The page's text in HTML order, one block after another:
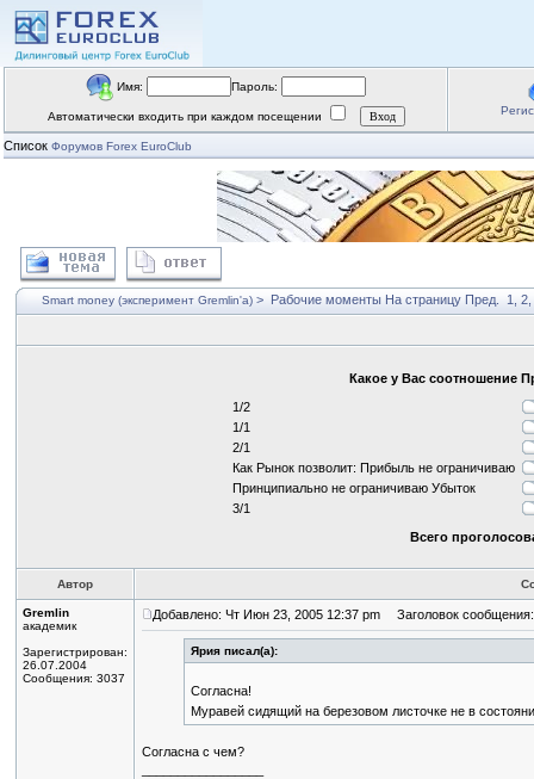
Имя: Пароль:
Автоматически входить при каждом посещении
Список Форумов Forex EuroClub
Smart money (эксперимент Gremlin'a) > Рабочие моменты На страницу Пред. 1 2
Какое у Вас соотношение
1/2
1/1
2/1
Как Рынок позволит: Прибыль не ограничиваю
Принципиально не ограничиваю Убыток
3/1
Всего
Автор
Gremlin
академик
Зарегистрирован:
26.07.2004
Сообщения: 3037
Добавлено: Чт Июн 23, 2005 12:37 pm Заголовок сообщения:
Ярия писал(а):
Согласна!
Муравей сидящий на березовом листочке не в
Согласна с чем?